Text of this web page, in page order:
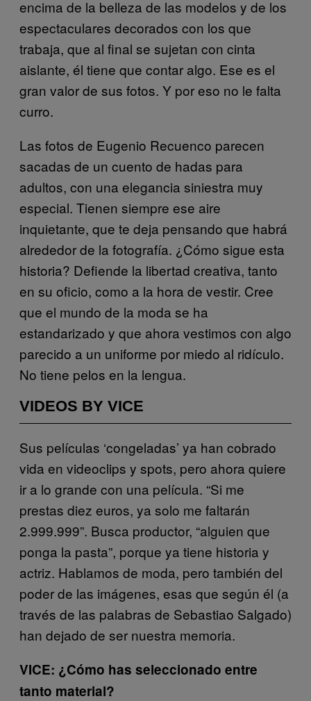
encima de la belleza de las modelos y de los
espectaculares decorados con los que
trabaja, que al final se sujetan con cinta
aislante, él tiene que contar algo. Ese es el
gran valor de sus fotos. Y por eso no le falta
curro.
Las fotos de Eugenio Recuenco parecen
sacadas de un cuento de hadas para
adultos, con una elegancia siniestra muy
especial. Tienen siempre ese aire
inquietante, que te deja pensando que habrá
alrededor de la fotografía. ¿Cómo sigue esta
historia? Defiende la libertad creativa, tanto
en su oficio, como a la hora de vestir. Cree
que el mundo de la moda se ha
estandarizado y que ahora vestimos con algo
parecido a un uniforme por miedo al ridículo.
No tiene pelos en la lengua.
VIDEOS BY VICE
Sus películas ‘congeladas’ ya han cobrado
vida en videoclips y spots, pero ahora quiere
ir a lo grande con una película. “Si me
prestas diez euros, ya solo me faltarán
2.999.999”. Busca productor, “alguien que
ponga la pasta”, porque ya tiene historia y
actriz. Hablamos de moda, pero también del
poder de las imágenes, esas que según él (a
través de las palabras de Sebastiao Salgado)
han dejado de ser nuestra memoria.
VICE: ¿Cómo has seleccionado entre
tanto material?